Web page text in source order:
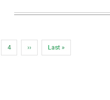
Page
4
Next
page
››
Last
page
Last »